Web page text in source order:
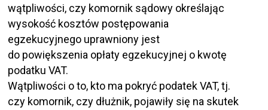
wątpliwości, czy komornik sądowy określając
wysokość kosztów postępowania
egzekucyjnego uprawniony jest
do powiększenia opłaty egzekucyjnej o kwotę
podatku VAT.
Wątpliwości o to, kto ma pokryć podatek VAT, tj.
czy komornik, czy dłużnik, pojawiły się na skutek